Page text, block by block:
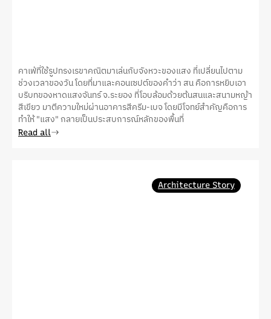
คาเฟ่ที่ใช้รูปทรงเรขาคณิตมาเล่นกับจังหวะของแสง ที่เปลี่ยนไปตาม
ช่วงเวลาของวัน โดยที่มาและคอนเซปต์ของคําว่า สน คือการหยิบเอา
บริบทของหาดแสงจันทร์ จ.ระยอง ที่โอบล้อมด้วยต้นสนและสนามหญ้า
สีเขียว มาตีความใหม่ผ่านอาคารสีครีม-เบจ โดยมีโจทย์สําคัญคือการ
ทำให้ "แสง" กลายเป็นประสบการณ์หลักของพื้นที่
Read all
Architecture Story